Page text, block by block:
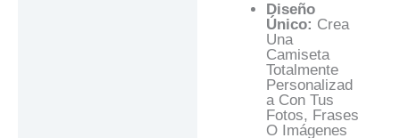
Diseño
Único: Crea
Una
Camiseta
Totalmente
Personalizad
A Con Tus
Fotos, Frases
O Imágenes